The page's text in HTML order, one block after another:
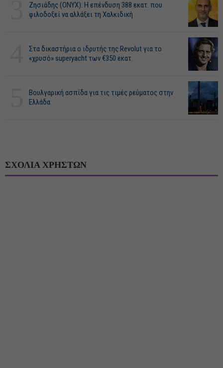
Ζησιάδης (ONYX): Η επένδυση 388 εκατ. που
φιλοδοξεί να αλλάξει τη Χαλκιδική
Στα δικαστήρια ο ιδρυτής της Revolut για το
«χρυσό» superyacht των €350 εκατ.
Βουλγαρική ασπίδα για τις τιμές ρεύματος στην
Ελλάδα
ΣΧΟΛΙΑ ΧΡΗΣΤΩΝ